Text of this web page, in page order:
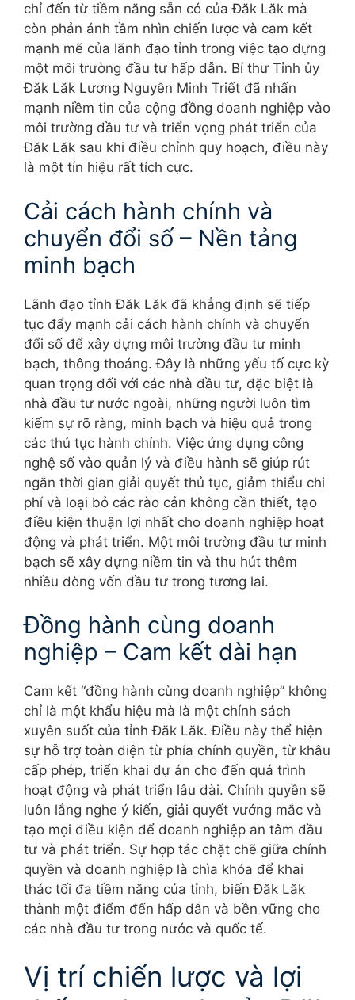
chỉ đến từ tiềm năng sẵn có của Đăk Lăk mà
còn phản ánh tầm nhìn chiến lược và cam kết
mạnh mẽ của lãnh đạo tỉnh trong việc tạo dựng
một môi trường đầu tư hấp dẫn. Bí thư Tỉnh ủy
Đăk Lăk Lương Nguyễn Minh Triết đã nhấn
mạnh niềm tin của cộng đồng doanh nghiệp vào
môi trường đầu tư và triển vọng phát triển của
Đăk Lăk sau khi điều chỉnh quy hoạch, điều này
là một tín hiệu rất tích cực.
Cải cách hành chính và
chuyển đổi số – Nền tảng
minh bạch
Lãnh đạo tỉnh Đăk Lăk đã khẳng định sẽ tiếp
tục đẩy mạnh cải cách hành chính và chuyển
đổi số để xây dựng môi trường đầu tư minh
bạch, thông thoáng. Đây là những yếu tố cực kỳ
quan trọng đối với các nhà đầu tư, đặc biệt là
nhà đầu tư nước ngoài, những người luôn tìm
kiếm sự rõ ràng, minh bạch và hiệu quả trong
các thủ tục hành chính. Việc ứng dụng công
nghệ số vào quản lý và điều hành sẽ giúp rút
ngắn thời gian giải quyết thủ tục, giảm thiểu chi
phí và loại bỏ các rào cản không cần thiết, tạo
điều kiện thuận lợi nhất cho doanh nghiệp hoạt
động và phát triển. Một môi trường đầu tư minh
bạch sẽ xây dựng niềm tin và thu hút thêm
nhiều dòng vốn đầu tư trong tương lai.
Đồng hành cùng doanh
nghiệp – Cam kết dài hạn
Cam kết “đồng hành cùng doanh nghiệp” không
chỉ là một khẩu hiệu mà là một chính sách
xuyên suốt của tỉnh Đăk Lăk. Điều này thể hiện
sự hỗ trợ toàn diện từ phía chính quyền, từ khâu
cấp phép, triển khai dự án cho đến quá trình
hoạt động và phát triển lâu dài. Chính quyền sẽ
luôn lắng nghe ý kiến, giải quyết vướng mắc và
tạo mọi điều kiện để doanh nghiệp an tâm đầu
tư và phát triển. Sự hợp tác chặt chẽ giữa chính
quyền và doanh nghiệp là chìa khóa để khai
thác tối đa tiềm năng của tỉnh, biến Đăk Lăk
thành một điểm đến hấp dẫn và bền vững cho
các nhà đầu tư trong nước và quốc tế.
Vị trí chiến lược và lợi